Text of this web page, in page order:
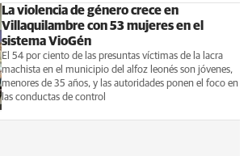
La violencia de género crece en
Villaquilambre con 53 mujeres en el
sistema VioGén
El 54 por ciento de las presuntas víctimas de la lacra
machista en el municipio del alfoz leonés son jóvenes,
menores de 35 años, y las autoridades ponen el foco en
las conductas de control